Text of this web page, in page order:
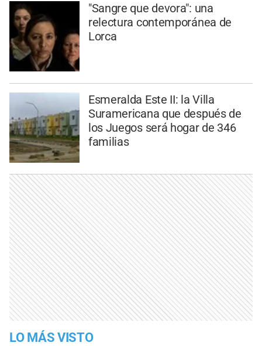
"Sangre que devora": una
relectura contemporánea de
Lorca
Esmeralda Este II: la Villa
Suramericana que después de
los Juegos será hogar de 346
familias
LO MÁS VISTO